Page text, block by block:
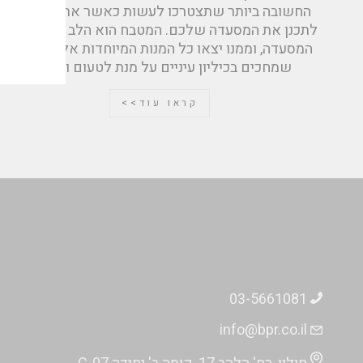
החשובה ביותר שתצטרכו לעשות כאשר אתם ניגשים
לתכנן את המסעדה שלכם. המטבח הוא הלב הפועם של
המסעדה, וממנו יצאו כל המנות המיוחדות אל הסועדים
שמחכים בכיליון עיניים על מנת לטעום וליהנות
קראו עוד>>